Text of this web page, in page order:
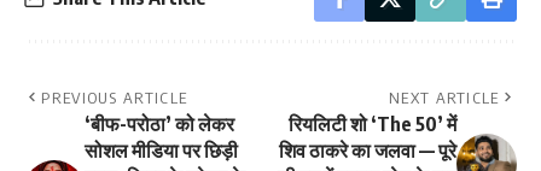
PREVIOUS ARTICLE
‘बीफ-परोठा’ को लेकर
सोशल मीडिया पर छिड़ी
NEXT ARTICLE
रियलिटी शो ‘The 50’ में
शिव ठाकरे का जलवा — पूरे